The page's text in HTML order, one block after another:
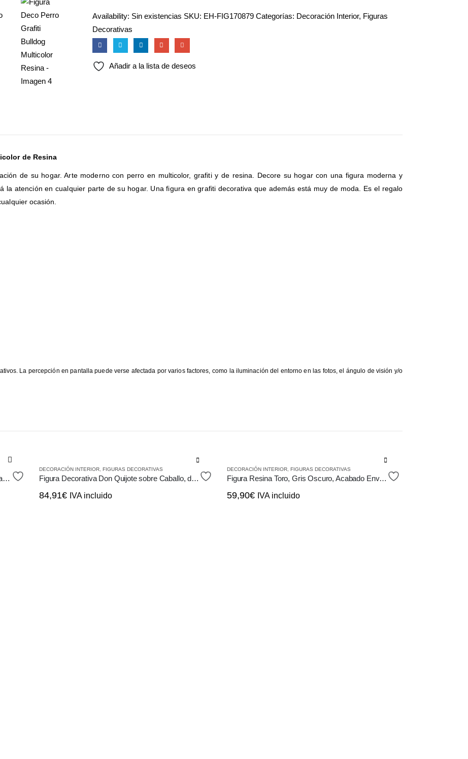
Availability: Sin existencias SKU: EH-FIG170879 Categorías: Decoración Interior, Figuras
Decorativas
Añadir a la lista de deseos
de Resina
de su hogar. Arte moderno con perro en multicolor, grafiti y de resina. Decore su hogar con una figura moderna y
la atención en cualquier parte de su hogar. Una figura en grafiti decorativa que además está muy de moda. Es el regalo
ocasión.
La percepción en pantalla puede verse afectada por varios factores, como la iluminación del entorno en las fotos, el ángulo de visión y/o
2 Portafotos Portaretratos Decoración, Madera con Soporte de Pie
DECORACIÓN INTERIOR, FIGURAS DECORATIVAS
Figura Decorativa Don Quijote sobre Caballo, de Resina
84,91€ IVA incluido
DECORACIÓN INTERIOR, FIGURAS DECORATIVAS
Figura Resina Toro, Gris Oscuro, Acabado Envejecido, Altura 29cm
59,90€ IVA incluido